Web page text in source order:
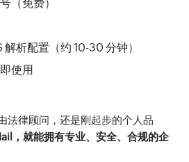
（免费）
析配置（约 10-30 分钟）
使用
法律顾问，还是刚起步的个人品
，就能拥有专业、安全、合规的企